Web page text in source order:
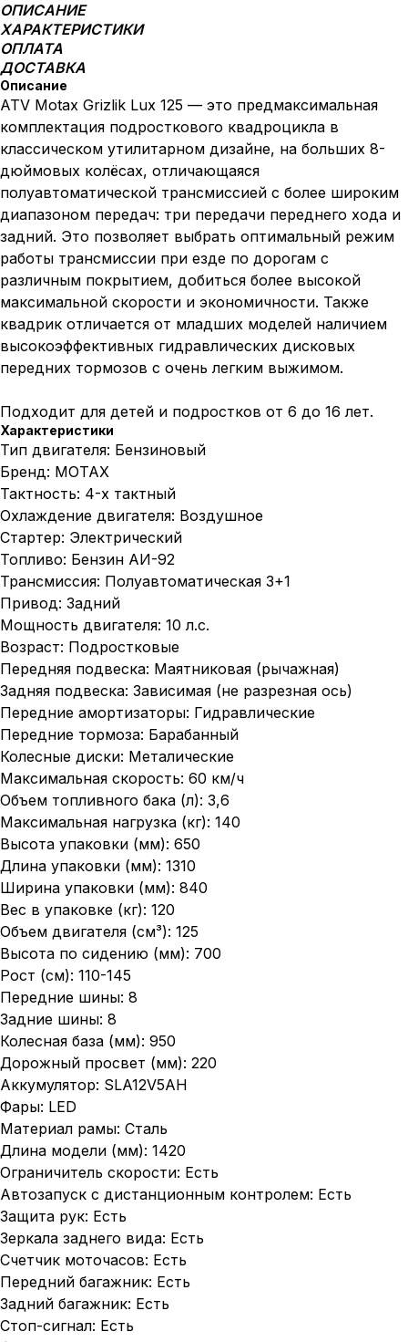
ОПИСАНИЕ
ХАРАКТЕРИСТИКИ
ОПЛАТА
ДОСТАВКА
Описание
ATV Motax Grizlik Lux 125 — это предмаксимальная
комплектация подросткового квадроцикла в
классическом утилитарном дизайне, на больших 8-
дюймовых колёсах, отличающаяся
полуавтоматической трансмиссией с более широким
диапазоном передач: три передачи переднего хода и
задний. Это позволяет выбрать оптимальный режим
работы трансмиссии при езде по дорогам с
различным покрытием, добиться более высокой
максимальной скорости и экономичности. Также
квадрик отличается от младших моделей наличием
высокоэффективных гидравлических дисковых
передних тормозов с очень легким выжимом.
Подходит для детей и подростков от 6 до 16 лет.
Характеристики
Тип двигателя: Бензиновый
Бренд: MOTAX
Тактность: 4-х тактный
Охлаждение двигателя: Воздушное
Стартер: Электрический
Топливо: Бензин АИ-92
Трансмиссия: Полуавтоматическая 3+1
Привод: Задний
Мощность двигателя: 10 л.с.
Возраст: Подростковые
Передняя подвеска: Маятниковая (рычажная)
Задняя подвеска: Зависимая (не разрезная ось)
Передние амортизаторы: Гидравлические
Передние тормоза: Барабанный
Колесные диски: Металические
Максимальная скорость: 60 км/ч
Объем топливного бака (л): 3,6
Максимальная нагрузка (кг): 140
Высота упаковки (мм): 650
Длина упаковки (мм): 1310
Ширина упаковки (мм): 840
Вес в упаковке (кг): 120
Объем двигателя (см³): 125
Высота по сидению (мм): 700
Рост (см): 110-145
Передние шины: 8
Задние шины: 8
Колесная база (мм): 950
Дорожный просвет (мм): 220
Аккумулятор: SLA12V5AH
Фары: LED
Материал рамы: Сталь
Длина модели (мм): 1420
Ограничитель скорости: Есть
Автозапуск с дистанционным контролем: Есть
Защита рук: Есть
Зеркала заднего вида: Есть
Счетчик моточасов: Есть
Передний багажник: Есть
Задний багажник: Есть
Стоп-сигнал: Есть